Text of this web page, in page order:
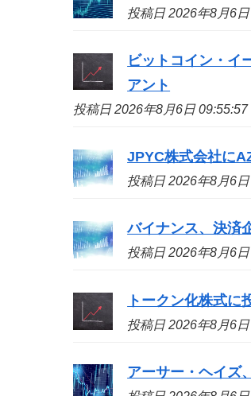
投稿日 2026年8月6
ビットコイン・イ
アント
投稿日 2026年8月6日 09:55:57
JPYC株式会社に
投稿日 2026年8月6
バイナンス、決済
投稿日 2026年8月6
トークン化株式
投稿日 2026年8月6
アーサー・ヘイズ